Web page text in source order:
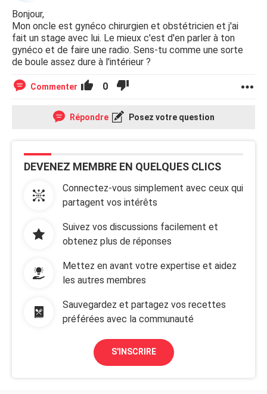
Bonjour,
Mon oncle est gynéco chirurgien et obstétricien et j'ai
fait un stage avec lui. Le mieux c'est d'en parler à ton
gynéco et de faire une radio. Sens-tu comme une sorte
de boule assez dure à l'intérieur ?
Commenter 0
Répondre Posez votre question
DEVENEZ MEMBRE EN QUELQUES CLICS
Connectez-vous simplement avec ceux qui
partagent vos intérêts
Suivez vos discussions facilement et
obtenez plus de réponses
Mettez en avant votre expertise et aidez
les autres membres
Sauvegardez et partagez vos recettes
préférées avec la communauté
S'INSCRIRE